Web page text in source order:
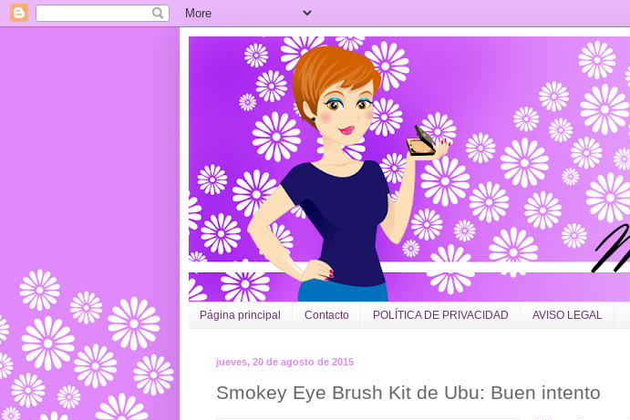
Página principal Contacto POLÍTICA DE PRIVACIDAD AVISO LEGAL
jueves, 20 de agosto de 2015
Smokey Eye Brush Kit de Ubu: Buen intento